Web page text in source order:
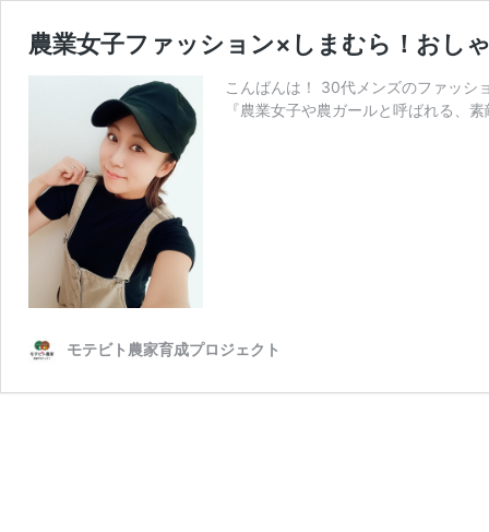
農業女子ファッション×しまむら！おし
こんばんは！ 30代メンズのファッ
『農業女子や農ガールと呼ばれる、
モテビト農家育成プロジェクト